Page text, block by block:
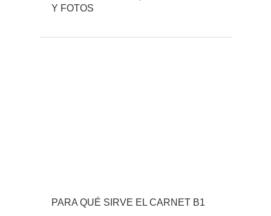
Y FOTOS
PARA QUÉ SIRVE EL CARNET B1